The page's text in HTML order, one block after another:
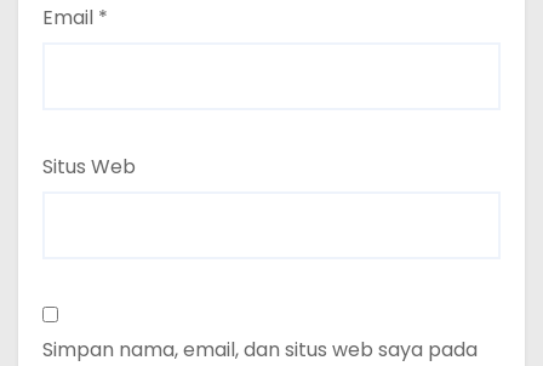
Email *
Situs Web
Simpan nama, email, dan situs web saya pada